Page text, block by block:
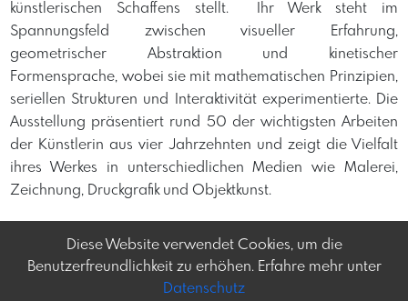
künstlerischen Schaffens stellt. ​ Ihr Werk steht im
Spannungsfeld zwischen visueller Erfahrung,
geometrischer Abstraktion und kinetischer
Formensprache, wobei sie mit mathematischen Prinzipien,
seriellen Strukturen und Interaktivität experimentierte. Die
Ausstellung präsentiert rund 50 der wichtigsten Arbeiten
der Künstlerin aus vier Jahrzehnten und zeigt die Vielfalt
ihres Werkes in unterschiedlichen Medien wie Malerei,
Zeichnung, Druckgrafik und Objektkunst. ​ ​
Diese Website verwendet Cookies, um die
Benutzerfreundlichkeit zu erhöhen. Erfahre mehr unter
Datenschutz